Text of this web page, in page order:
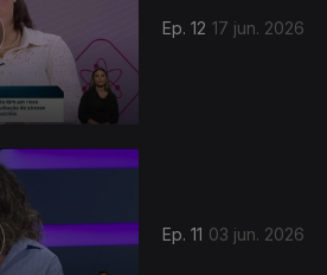
Ep. 12 17 jun. 2026
Ep. 11 03 jun. 2026